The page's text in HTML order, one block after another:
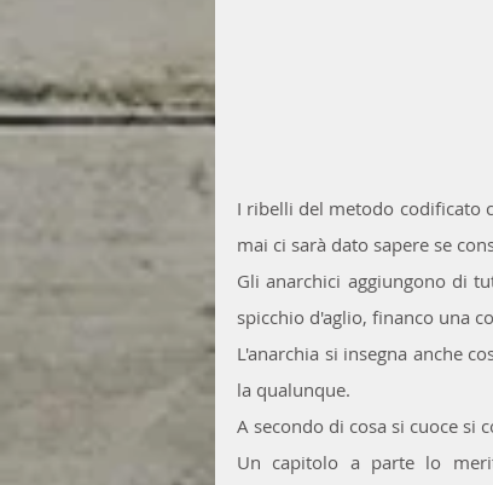
I ribelli del metodo codificato
mai ci sarà dato sapere se
Gli anarchici aggiungono di
spicchio d'aglio, financo una
L'anarchia si insegna anche
la qualunque.
A secondo di cosa si cuoce si
Un capitolo a parte lo